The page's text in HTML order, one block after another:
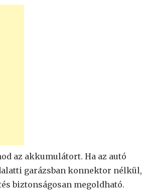
az akkumulátort. Ha az autó
garázsban konnektor nélkül,
biztonságosan megoldható.